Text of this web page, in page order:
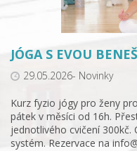
JÓGA S EVOU
29.05.2026- Novinky
Kurz fyzio jógy pro ženy
pátek v měsíci od 16h.
jednotlivého cvičení 300kč.
systém. Rezervace na